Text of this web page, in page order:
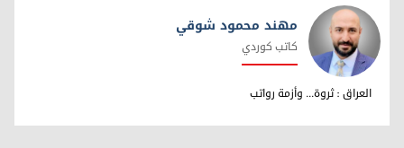
مهند محمود شوقي
مهند محمود شوقي
كاتب كوردي
العراق : ثروة... وأزمة رواتب